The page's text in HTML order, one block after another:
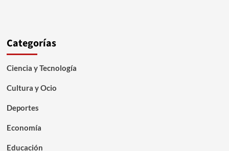
Categorías
Ciencia y Tecnología
Cultura y Ocio
Deportes
Economía
Educación